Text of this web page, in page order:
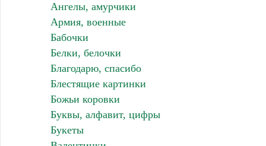
Ангелы, амурчики
Армия, военные
Бабочки
Белки, белочки
Благодарю, спасибо
Блестящие картинки
Божьи коровки
Буквы, алфавит, цифры
Букеты